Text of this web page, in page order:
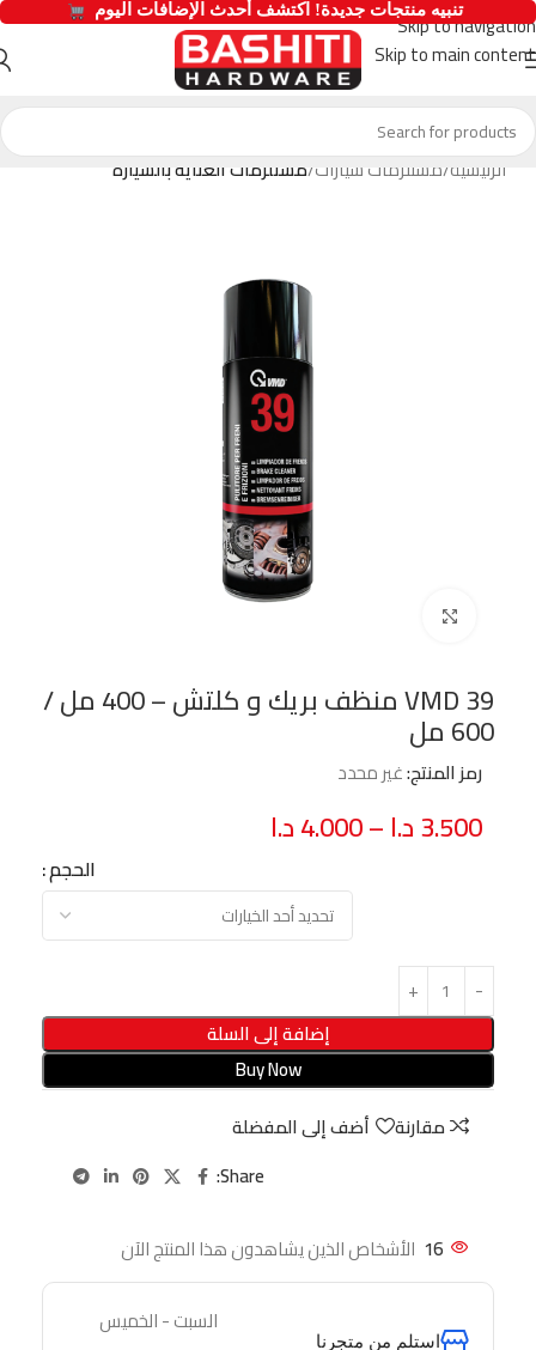
Skip to navigation
Skip to main content
الرئيسية مستلزمات سيارات مستلزمات العناية بالسيارة
VMD 39 منظف بريك و كلتش – 400 مل /
600 مل
رمز المنتج:غير محدد
3.500د.ا–
4.000د.ا
الحجم
إضافة إلى السلة
Buy Now
مقارنة
أضف إلى المفضلة
Share:
16 الأشخاص الذين يشاهدون هذا المنتج الآن
استلم من متجرنا
السبت - الخميس
  تنبيه منتجات جديدة! اكتشف أحدث الإضافات اليوم